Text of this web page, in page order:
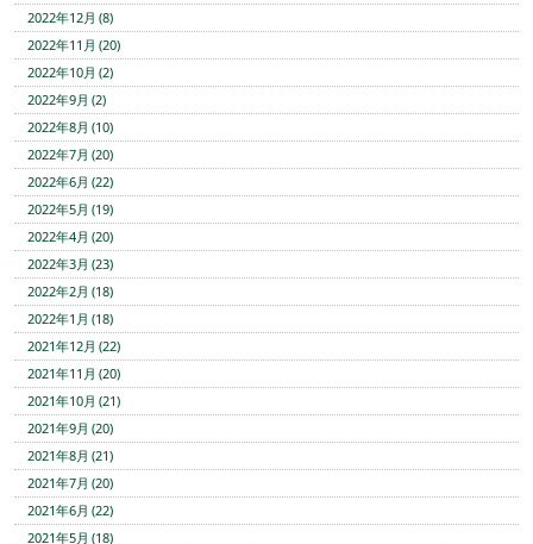
2022年12月 (8)
2022年11月 (20)
2022年10月 (2)
2022年9月 (2)
2022年8月 (10)
2022年7月 (20)
2022年6月 (22)
2022年5月 (19)
2022年4月 (20)
2022年3月 (23)
2022年2月 (18)
2022年1月 (18)
2021年12月 (22)
2021年11月 (20)
2021年10月 (21)
2021年9月 (20)
2021年8月 (21)
2021年7月 (20)
2021年6月 (22)
2021年5月 (18)